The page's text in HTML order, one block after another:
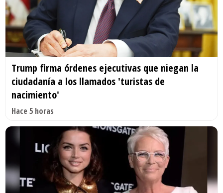
Trump firma órdenes ejecutivas que niegan la
ciudadanía a los llamados 'turistas de
nacimiento'
Hace 5 horas